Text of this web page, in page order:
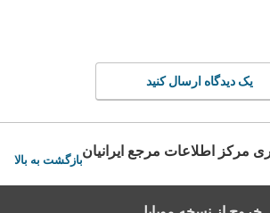
یک دیدگاه ارسال کنید
مرکز اطلاعات مرجع ایرانیانبازگشت به بالا